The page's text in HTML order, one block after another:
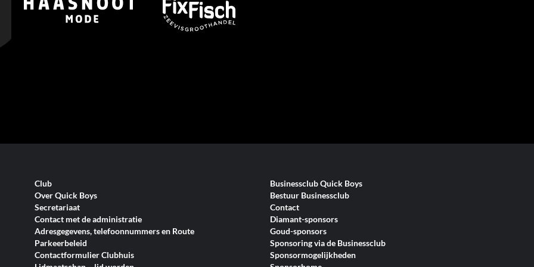
Club
Over Quick Boys
Secretariaat
Contact met de administratie
Adresgegevens, telefoonnummers en Route
Parkeerbeleid
Contactformulier Clubhuis
Businessclub Quick Boys
Bestuur Businessclub
Contact
Diamant-sponsors
Goud-sponsors
Sponsoring via de Businessclub
Sponsormogelijkheden